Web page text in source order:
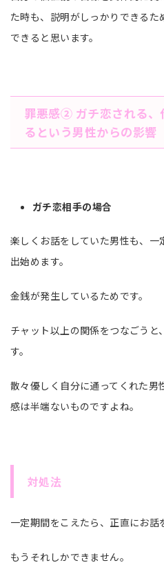
た時も、説明がしっかりできる
できると思います。
罪悪感② ガチ恋される、
るという男性からの影響
ガチ恋相手の場合
楽しくお話をしていた男性も、
出始めます。
金銭が発生しているためです。
チャット以上の関係をつなごうと
す。
散々優しく自分に通ってくれた
感は半端ないものですよね。
対処法
一定期間をこえたら、正直にお話
もうそれしかできません。